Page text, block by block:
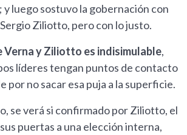
y luego sostuvo la gobernación con
Ziliotto, pero con lo justo.
Verna y Ziliotto es indisimulable,
líderes tengan puntos de contacto
por no sacar esa puja a la superficie.
se verá si confirmado por Ziliotto, el
puertas a una elección interna,